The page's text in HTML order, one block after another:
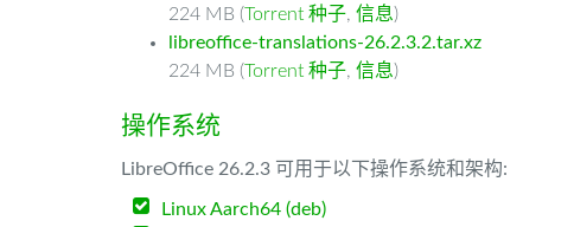
224 MB (Torrent 种子, 信息)
libreoffice-translations-26.2.3.2.tar.xz
224 MB (Torrent 种子, 信息)
操作系统
LibreOffice 26.2.3 可用于以下操作系统和架构:
Linux Aarch64 (deb)